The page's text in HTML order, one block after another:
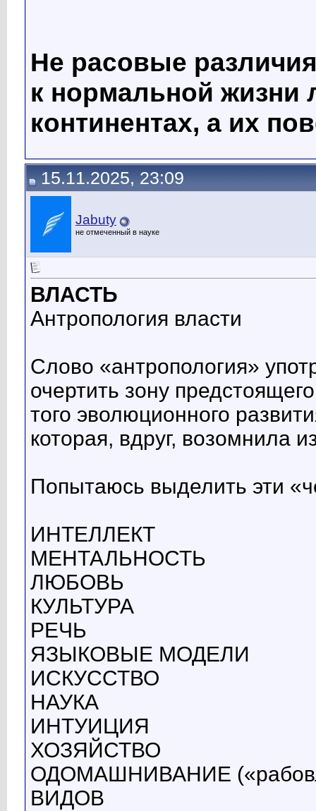
Не расовые
к нормальной жизни
континентах, а их
15.11.2025, 23:09
Jabuty
не отмеченный в науке
ВЛАСТЬ
Антропология власти
Слово «антропология»
очертить зону
того эволюционного
которая, вдруг, возомнила
Попытаюсь выделить эти
ИНТЕЛЛЕКТ
МЕНТАЛЬНОСТЬ
ЛЮБОВЬ
КУЛЬТУРА
РЕЧЬ
ЯЗЫКОВЫЕ МОДЕЛИ
ИСКУССТВО
НАУКА
ИНТУИЦИЯ
ХОЗЯЙСТВО
ОДОМАШНИВАНИЕ
ВИДОВ